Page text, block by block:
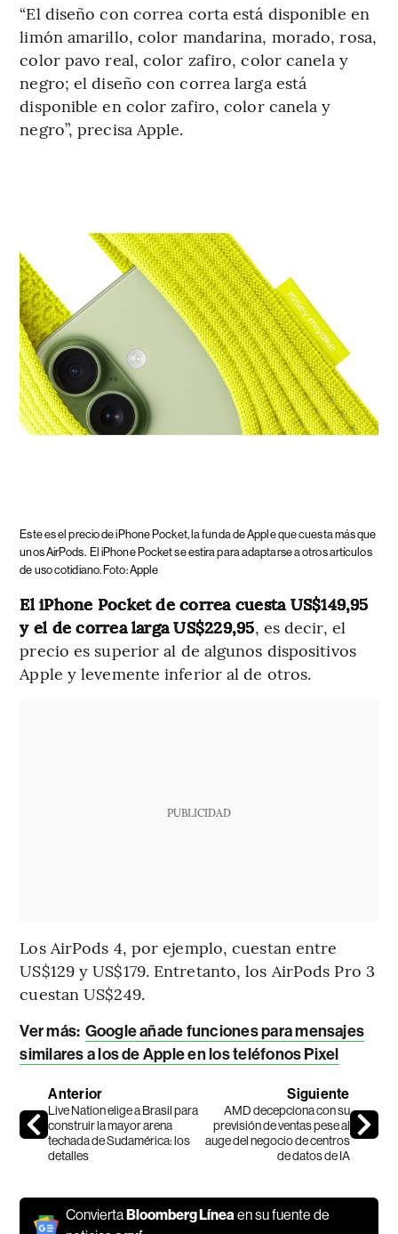
“El diseño con correa corta está disponible en
limón amarillo, color mandarina, morado, rosa,
color pavo real, color zafiro, color canela y
negro; el diseño con correa larga está
disponible en color zafiro, color canela y
negro”, precisa Apple.
Este es el precio de iPhone Pocket, la funda de Apple que cuesta más que
unos AirPods. El iPhone Pocket se estira para adaptarse a otros artículos
de uso cotidiano. Foto: Apple
El iPhone Pocket de correa cuesta US$149,95
y el de correa larga US$229,95, es decir, el
precio es superior al de algunos dispositivos
Apple y levemente inferior al de otros.
PUBLICIDAD
Los AirPods 4, por ejemplo, cuestan entre
US$129 y US$179. Entretanto, los AirPods Pro 3
cuestan US$249.
Ver más: Google añade funciones para mensajes
similares a los de Apple en los teléfonos Pixel
Anterior
Live Nation elige a Brasil para
construir la mayor arena
techada de Sudamérica: los
detalles
Siguiente
AMD decepciona con su
previsión de ventas pese al
auge del negocio de centros
de datos de IA
ConviertaBloomberg Línea en su fuente de